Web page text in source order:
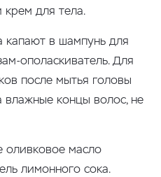
крем для тела.
капают в шампунь для
ополаскиватель. Для
после мытья головы
влажные концы волос, не
оливковое масло
лимонного сока.